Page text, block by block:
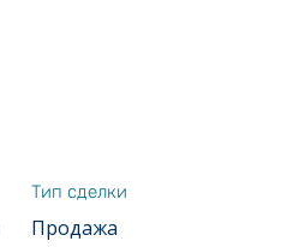
Тип сделки
Продажа